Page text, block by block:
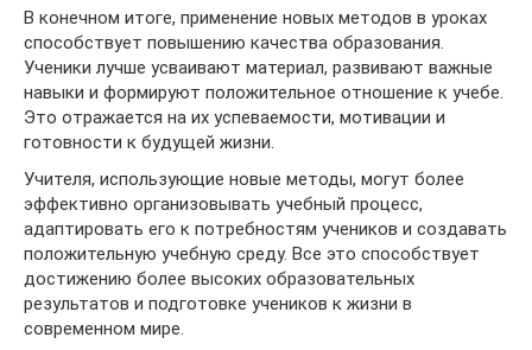
В конечном итоге, применение новых методов в уроках
способствует повышению качества образования.
Ученики лучше усваивают материал, развивают важные
навыки и формируют положительное отношение к учебе.
Это отражается на их успеваемости, мотивации и
готовности к будущей жизни.
Учителя, использующие новые методы, могут более
эффективно организовывать учебный процесс,
адаптировать его к потребностям учеников и создавать
положительную учебную среду. Все это способствует
достижению более высоких образовательных
результатов и подготовке учеников к жизни в
современном мире.